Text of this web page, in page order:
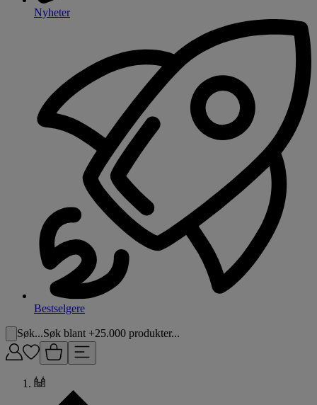
Nyheter
Bestselgere
Søk...Søk blant +25.000 produkter...